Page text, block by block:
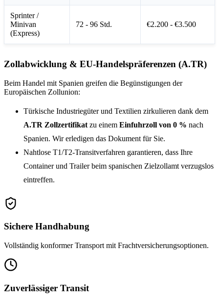
Sprinter /
Minivan
(Express)
72 - 96 Std. €2.200 - €3.500
Zollabwicklung & EU-Handelspräferenzen (A.TR)
Beim Handel mit Spanien greifen die Begünstigungen der
Europäischen Zollunion:
Türkische Industriegüter und Textilien zirkulieren dank dem
A.TR Zollzertifikat zu einem Einfuhrzoll von 0 % nach
Spanien. Wir erledigen das Dokument für Sie.
Nahtlose T1/T2-Transitverfahren garantieren, dass Ihre
Container und Trailer beim spanischen Zielzollamt verzugslos
eintreffen.
Sichere Handhabung
Vollständig konformer Transport mit Frachtversicherungsoptionen.
Zuverlässiger Transit